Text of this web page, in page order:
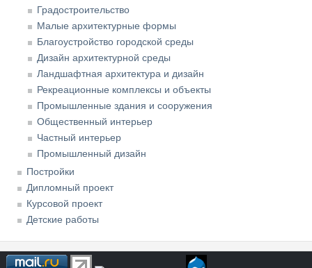
Градостроительство
Малые архитектурные формы
Благоустройство городской среды
Дизайн архитектурной среды
Ландшафтная архитектура и дизайн
Рекреационные комплексы и объекты
Промышленные здания и сооружения
Общественный интерьер
Частный интерьер
Промышленный дизайн
Постройки
Дипломный проект
Курсовой проект
Детские работы